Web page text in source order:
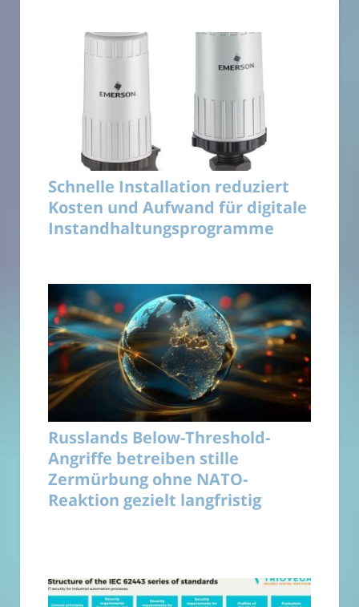
Schnelle Installation reduziert
Kosten und Aufwand für digitale
Instandhaltungsprogramme
Russlands Below-Threshold-
Angriffe betreiben stille
Zermürbung ohne NATO-
Reaktion gezielt langfristig